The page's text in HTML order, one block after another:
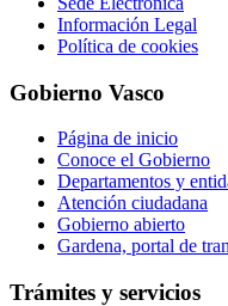
Información Legal
Política de cookies
Gobierno Vasco
Página de inicio
Conoce el Gobierno
Departamentos y
Atención ciudadana
Gobierno abierto
Gardena, portal de
Trámites y servicios